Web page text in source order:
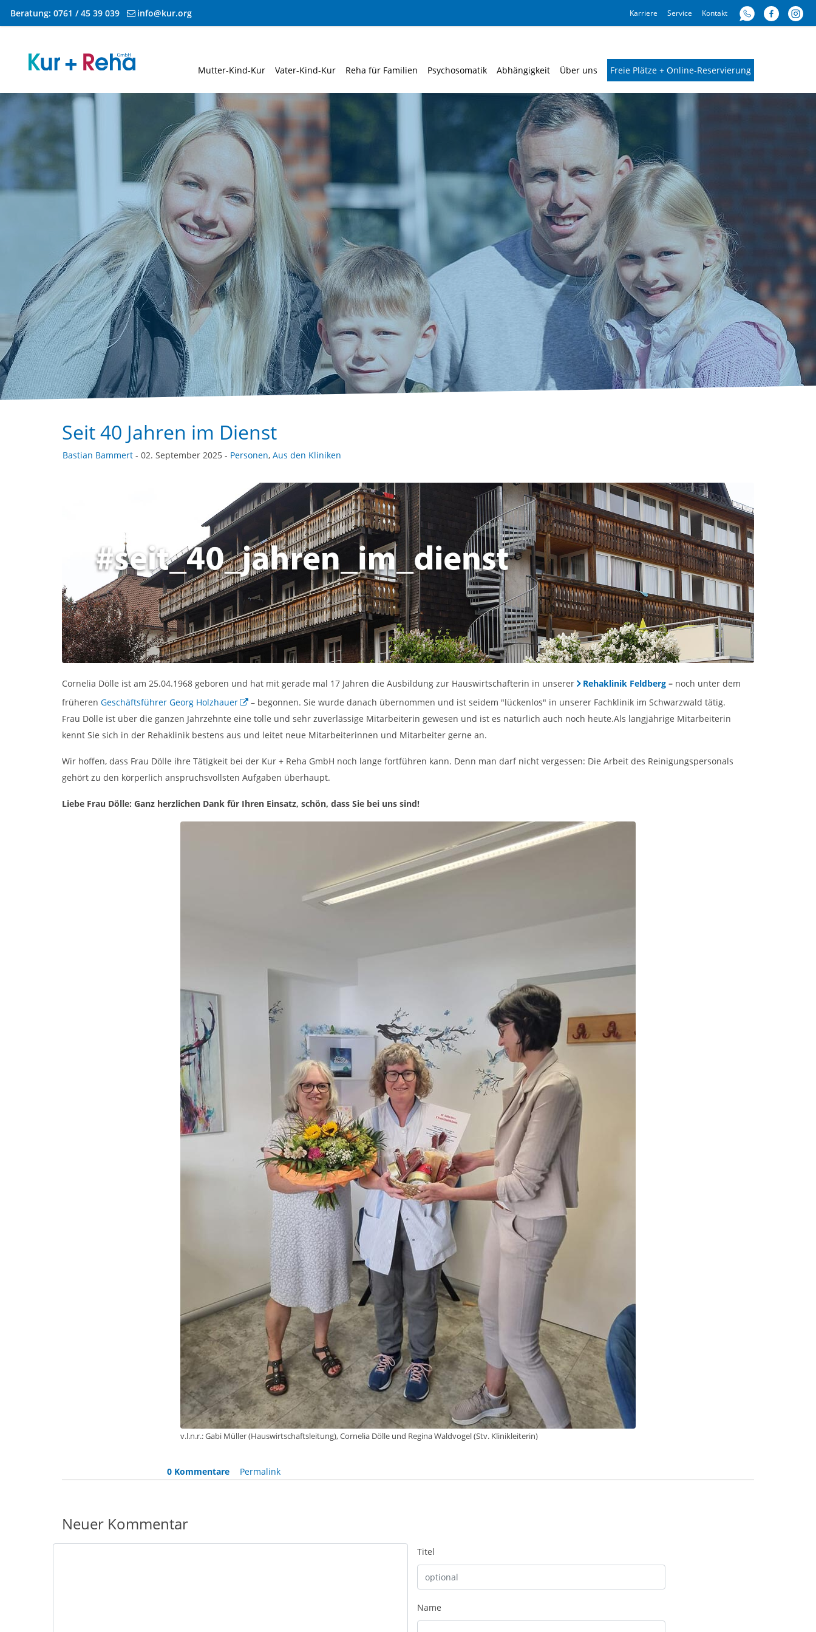
Beratung: 0761 / 45 39 039 info@kur.org Karriere Service Kontakt
Mutter-Kind-Kur Vater-Kind-Kur Reha für Familien Psychosomatik Abhängigkeit Über uns Freie Plätze + Online-Reservierung
Seit 40 Jahren im Dienst
Bastian Bammert - 02. September 2025 - Personen, Aus den Kliniken
Cornelia Dölle ist am 25.04.1968 geboren und hat mit gerade mal 17 Jahren die Ausbildung zur Hauswirtschafterin in unserer Rehaklinik Feldberg – noch unter dem
früheren Geschäftsführer Georg Holzhauer
– begonnen. Sie wurde danach übernommen und ist seidem "lückenlos" in unserer Fachklinik im Schwarzwald tätig.
Frau Dölle ist über die ganzen Jahrzehnte eine tolle und sehr zuverlässige Mitarbeiterin gewesen und ist es natürlich auch noch heute.Als langjährige Mitarbeiterin
kennt Sie sich in der Rehaklinik bestens aus und leitet neue Mitarbeiterinnen und Mitarbeiter gerne an.
Wir hoffen, dass Frau Dölle ihre Tätigkeit bei der Kur + Reha GmbH noch lange fortführen kann. Denn man darf nicht vergessen: Die Arbeit des Reinigungspersonals
gehört zu den körperlich anspruchsvollsten Aufgaben überhaupt.
Liebe Frau Dölle: Ganz herzlichen Dank für Ihren Einsatz, schön, dass Sie bei uns sind!
v.l.n.r.: Gabi Müller (Hauswirtschaftsleitung), Cornelia Dölle und Regina Waldvogel (Stv. Klinikleiterin)
0 Kommentare Permalink
Neuer Kommentar
Titel
Name